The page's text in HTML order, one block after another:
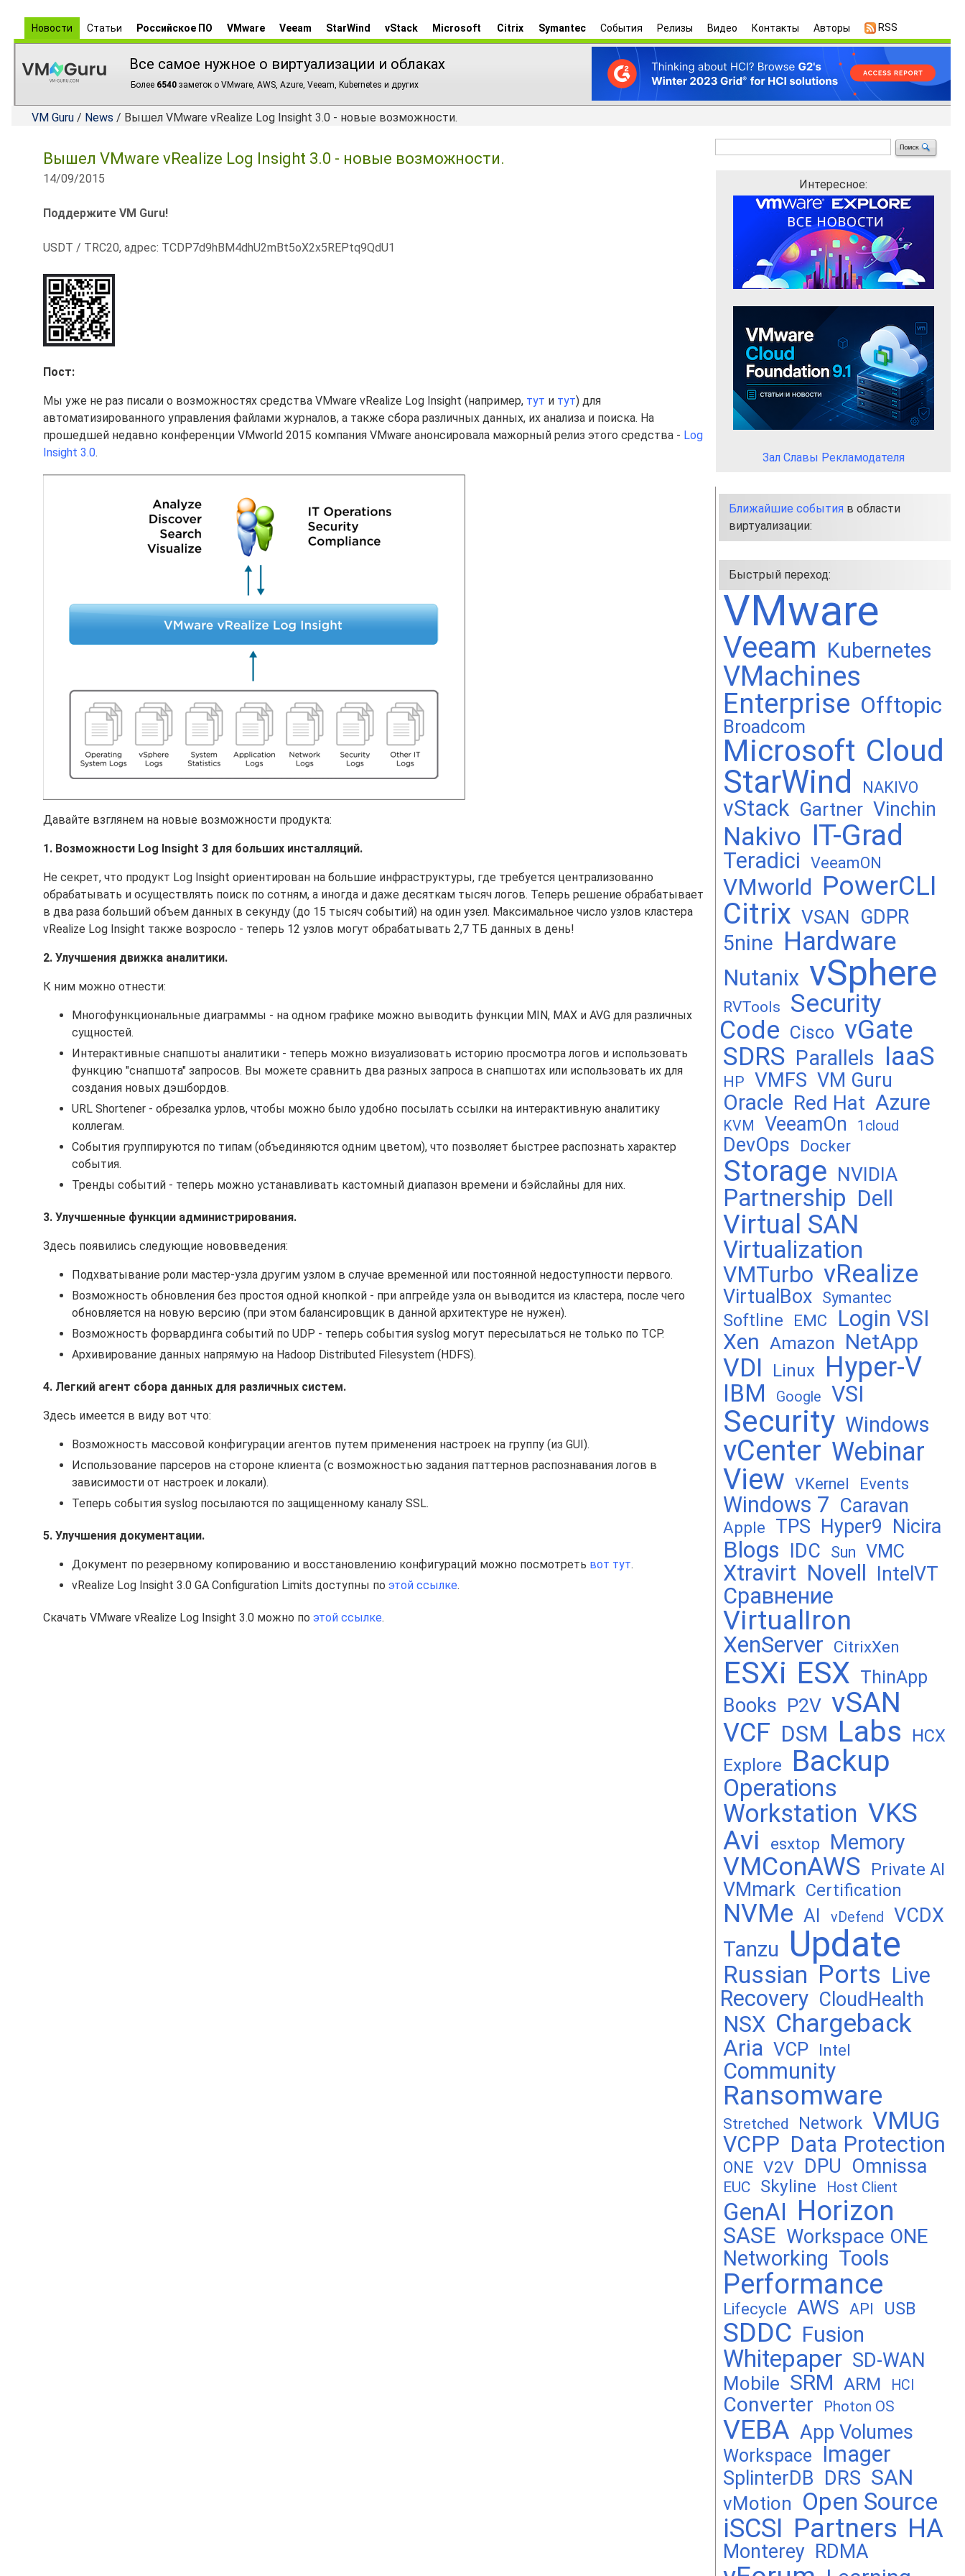
Новости Статьи Российское ПО VMware Veeam StarWind vStack Microsoft Citrix Symantec События Релизы Видео Контакты Авторы RSS
Все самое нужное о виртуализации и облаках
Более 6540 заметок о VMware, AWS, Azure, Veeam, Kubernetes и других
VM Guru / News / Вышел VMware vRealize Log Insight 3.0 - новые возможности.
Вышел VMware vRealize Log Insight 3.0 - новые возможности.
14/09/2015
Поддержите VM Guru!
USDT / TRC20, адрес: TCDP7d9hBM4dhU2mBt5oX2x5REPtq9QdU1
Пост:
Мы уже не раз писали о возможностях средства VMware vRealize Log Insight (например, тут и тут) для
автоматизированного управления файлами журналов, а также сбора различных данных, их анализа и поиска. На
прошедшей недавно конференции VMworld 2015 компания VMware анонсировала мажорный релиз этого средства - Log
Insight 3.0.
Давайте взглянем на новые возможности продукта:
1. Возможности Log Insight 3 для больших инсталляций.
Не секрет, что продукт Log Insight ориентирован на большие инфраструктуры, где требуется централизованно
обрабатывать и осуществлять поиск по сотням, а иногда и даже десяткам тысяч логов. Теперь решение обрабатывает
в два раза больший объем данных в секунду (до 15 тысяч событий) на один узел. Максимальное число узлов кластера
vRealize Log Insight также возросло - теперь 12 узлов могут обрабатывать 2,7 ТБ данных в день!
2. Улучшения движка аналитики.
К ним можно отнести:
Многофункциональные диаграммы - на одном графике можно выводить функции MIN, MAX и AVG для различных
сущностей.
Интерактивные снапшоты аналитики - теперь можно визуализовать историю просмотра логов и использовать
функцию "снапшота" запросов. Вы можете сравнить два разных запроса в снапшотах или использовать их для
создания новых дэшбордов.
URL Shortener - обрезалка урлов, чтобы можно было удобно посылать ссылки на интерактивную аналитику
коллегам.
События группируются по типам (объединяются одним цветом), что позволяет быстрее распознать характер
события.
Тренды событий - теперь можно устанавливать кастомный диапазон времени и бэйслайны для них.
3. Улучшенные функции администрирования.
Здесь появились следующие нововведения:
Подхватывание роли мастер-узла другим узлом в случае временной или постоянной недоступности первого.
Возможность обновления без простоя одной кнопкой - при апгрейде узла он выводится из кластера, после чего
обновляется на новую версию (при этом балансировщик в данной архитектуре не нужен).
Возможность форвардинга событий по UDP - теперь события syslog могут пересылаться не только по TCP.
Архивирование данных напрямую на Hadoop Distributed Filesystem (HDFS).
4. Легкий агент сбора данных для различных систем.
Здесь имеется в виду вот что:
Возможность массовой конфигурации агентов путем применения настроек на группу (из GUI).
Использование парсеров на стороне клиента (с возможностью задания паттернов распознавания логов в
зависимости от настроек и локали).
Теперь события syslog посылаются по защищенному каналу SSL.
5. Улучшения документации.
Документ по резервному копированию и восстановлению конфигураций можно посмотреть вот тут.
vRealize Log Insight 3.0 GA Configuration Limits доступны по этой ссылке.
Скачать VMware vRealize Log Insight 3.0 можно по этой ссылке.
Интересное:
Зал Славы Рекламодателя
Ближайшие события в области
виртуализации:
Быстрый переход:
VMware
Veeam Kubernetes
VMachines
Enterprise Offtopic
Broadcom
Microsoft Cloud
StarWind NAKIVO
vStack Gartner Vinchin
Nakivo IT-Grad
Teradici VeeamON
VMworld PowerCLI
Citrix VSAN GDPR
5nine Hardware
Nutanix vSphere
RVTools
Security
Code Cisco vGate
SDRS Parallels IaaS
HP VMFS VM Guru
Oracle Red Hat Azure
KVM VeeamOn 1cloud
DevOps Docker
Storage NVIDIA
Partnership Dell
Virtual SAN
Virtualization
VMTurbo vRealize
VirtualBox Symantec
Softline EMC
Login VSI
Xen Amazon NetApp
VDI Linux Hyper-V
IBM Google VSI
Security Windows
vCenter Webinar
View VKernel Events
Windows 7 Caravan
Apple TPS Hyper9 Nicira
Blogs IDC Sun VMC
Xtravirt Novell IntelVT
Сравнение
VirtualIron
XenServer CitrixXen
ESXi ESX ThinApp
Books P2V vSAN
VCF DSM Labs HCX
Explore Backup
Operations
Workstation VKS
Avi
esxtop Memory
VMConAWS Private AI
VMmark Certification
NVMe AI vDefend VCDX
Tanzu Update
Russian Ports Live
Recovery CloudHealth
NSX Chargeback
Aria VCP Intel
Community
Ransomware
Stretched Network VMUG
VCPP Data Protection
ONE V2V DPU Omnissa
EUC Skyline Host Client
GenAI Horizon
SASE Workspace ONE
Networking Tools
Performance
Lifecycle AWS API USB
SDDC Fusion
Whitepaper SD-WAN
Mobile SRM ARM HCI
Converter Photon OS
VEBA App Volumes
Workspace Imager
SplinterDB DRS SAN
vMotion Open Source
iSCSI Partners HA
Monterey RDMA